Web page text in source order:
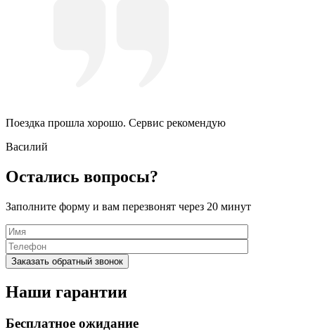
Поездка прошла хорошо. Сервис рекомендую
Василий
Остались вопросы?
Заполните форму и вам перезвонят через 20 минут
Наши гарантии
Бесплатное ожидание